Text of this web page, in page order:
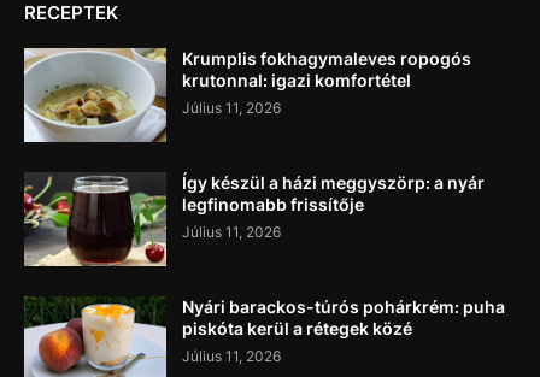
RECEPTEK
Krumplis fokhagymaleves ropogós
krutonnal: igazi komfortétel
Július 11, 2026
Így készül a házi meggyszörp: a nyár
legfinomabb frissítője
Július 11, 2026
Nyári barackos-túrós pohárkrém: puha
piskóta kerül a rétegek közé
Július 11, 2026